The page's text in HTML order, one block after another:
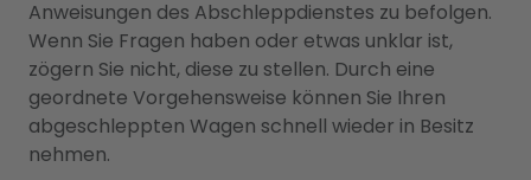
Anweisungen des Abschleppdienstes zu befolgen.
Wenn Sie Fragen haben oder etwas unklar ist,
zögern Sie nicht, diese zu stellen. Durch eine
geordnete Vorgehensweise können Sie Ihren
abgeschleppten Wagen schnell wieder in Besitz
nehmen.